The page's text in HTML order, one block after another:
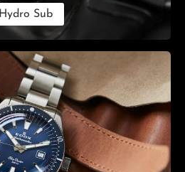
Hydro Sub